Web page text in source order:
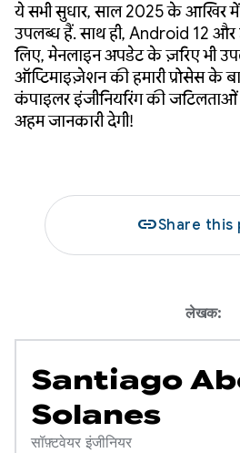
ये सभी सुधार, साल 2025 के आखिर
उपलब्ध हैं. साथ ही, Android 12
लिए, मेनलाइन अपडेट के ज़रिए भी
ऑप्टिमाइज़ेशन की हमारी प्रोसेस के
कंपाइलर इंजीनियरिंग की
अहम जानकारी देगी!
linkShare this
लेखक:
Santiago
Solanes
सॉफ़्टवेयर इंजीनियर